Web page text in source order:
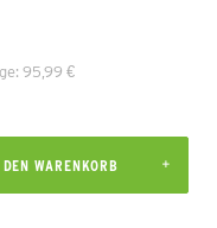
95,99 €
WARENKORB